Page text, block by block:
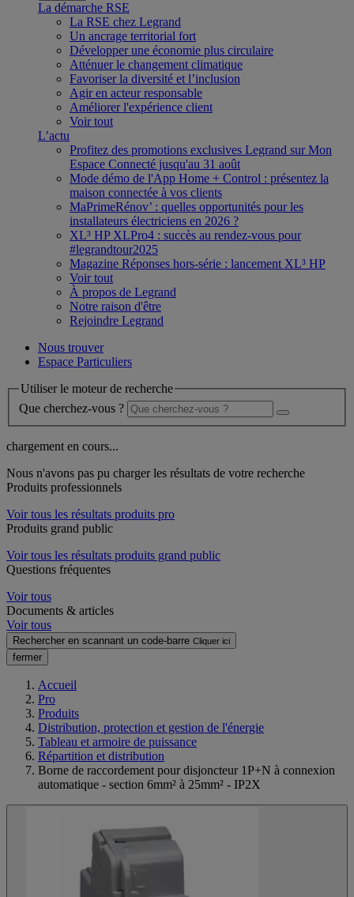
La démarche RSE
La RSE chez Legrand
Un ancrage territorial fort
Développer une économie plus circulaire
Atténuer le changement climatique
Favoriser la diversité et l’inclusion
Agir en acteur responsable
Améliorer l'expérience client
Voir tout
L’actu
Profitez des promotions exclusives Legrand sur Mon
Espace Connecté jusqu'au 31 août
Mode démo de l'App Home + Control : présentez la
maison connectée à vos clients
MaPrimeRénov’ : quelles opportunités pour les
installateurs électriciens en 2026 ?
XL³ HP XLPro4 : succès au rendez-vous pour
#legrandtour2025
Magazine Réponses hors-série : lancement XL³ HP
Voir tout
À propos de Legrand
Notre raison d'être
Rejoindre Legrand
Nous trouver
Espace Particuliers
Utiliser le moteur de recherche
Que cherchez-vous ?
chargement en cours...
Nous n'avons pas pu charger les résultats de votre recherche
Produits professionnels
Voir tous les résultats produits pro
Produits grand public
Voir tous les résultats produits grand public
Questions fréquentes
Voir tous
Documents & articles
Voir tous
Rechercher en scannant un code-barre Cliquer ici
fermer
Accueil
Pro
Produits
Distribution, protection et gestion de l'énergie
Tableau et armoire de puissance
Répartition et distribution
Borne de raccordement pour disjoncteur 1P+N à connexion
automatique - section 6mm² à 25mm² - IP2X